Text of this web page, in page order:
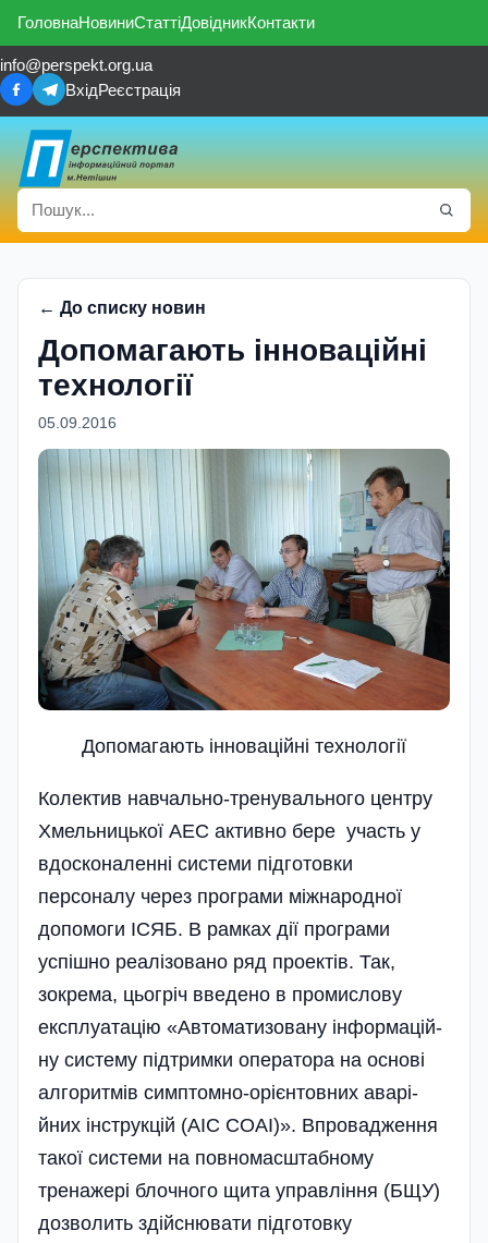
ГоловнаНовиниСтаттіДовідникКонтакти
info@perspekt.org.ua
ВхідРеєстрація
← До списку новин
Допомагають інноваційні
технології
05.09.2016
Допомагають інноваційні технології
Колектив навчально-тренувального центру
Хмельницької АЕС активно бере участь у
вдосконаленні системи підготов­ки
персоналу через програми міжнародної
допомоги ІСЯБ. В рамках дії програми
успішно реалі­зовано ряд проектів. Так,
зокрема­, цьогріч вве­д­е­­но в промислову
експлуата­цію­ «Автоматизовану ін­фор­ма­ці­й­
ну систему підтримки оператора на основі
алгоритмів симптомно-орієнтовних ава­рі­
йних інструк­цій (АІС СОАІ)». Впровадження
такої системи на повномасштабному
тренажері блочного щита уп­рав­ління (БЩУ)
дозволить здій­с­нювати підготовку